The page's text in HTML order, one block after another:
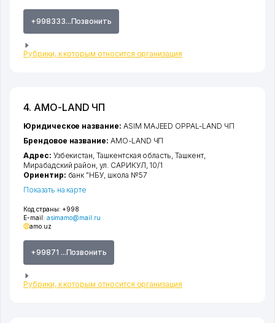
+998333...Позвонить
Рубрики, к которым относится организация
4. AMO-LAND ЧП
Код страны: +998
E-mail: asimamo@mail.ru
amo.uz
+99871 ...Позвонить
Рубрики, к которым относится организация
Юридическое название: ASIM MAJEED OPPAL-LAND ЧП
Брендовое название: AMO-LAND ЧП
Адрес: Узбекистан,Ташкентская область ,Ташкент,
Мирабадский район ,ул. САРИКУЛ , 10/1
Ориентир: банк "НБУ, школа №57
Показать на карте